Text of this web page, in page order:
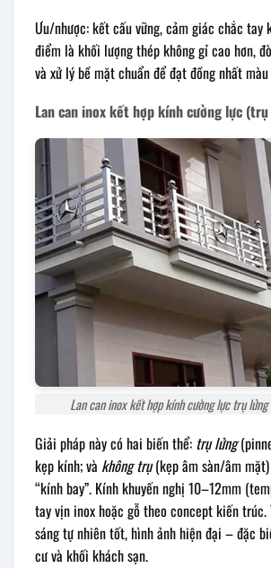
Ưu/nhược: kết cấu vững, cảm giác chắc tay
điểm là khối lượng thép không gỉ cao hơn,
và xử lý bề mặt chuẩn để đạt đồng nhất
Lan can inox kết hợp kính cường lực
Lan can inox kết hợp kính cường lực trụ
Giải pháp này có hai biến thể: trụ lửng
kẹp kính; và không trụ(kẹp âm sàn/âm
“kính bay”. Kính khuyến nghị 10–12mm
tay vịn inox hoặc gỗ theo concept kiến trúc.
sáng tự nhiên tốt, hình ảnh hiện đại – đặc
cư và khối khách sạn.